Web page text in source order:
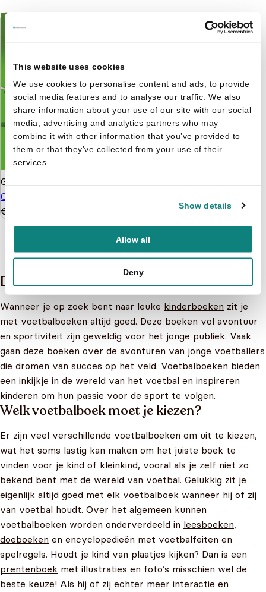
This website uses cookies
We use cookies to personalise content and ads, to provide
social media features and to analyse our traffic. We also
share information about your use of our site with our social
media, advertising and analytics partners who may
combine it with other information that you’ve provided to
them or that they’ve collected from your use of their
services.
Show details
Allow all
Deny
Gurcan Gursel
Champions 31
€
Een passie voor voetbal
Wanneer je op zoek bent naar leuke kinderboeken zit je
met voetbalboeken altijd goed. Deze boeken vol avontuur
en sportiviteit zijn geweldig voor het jonge publiek. Vaak
gaan deze boeken over de avonturen van jonge voetballers
die dromen van succes op het veld. Voetbalboeken bieden
een inkijkje in de wereld van het voetbal en inspireren
kinderen om hun passie voor de sport te volgen.
Welk voetbalboek moet je kiezen?
Er zijn veel verschillende voetbalboeken om uit te kiezen,
wat het soms lastig kan maken om het juiste boek te
vinden voor je kind of kleinkind, vooral als je zelf niet zo
bekend bent met de wereld van voetbal. Gelukkig zit je
eigenlijk altijd goed met elk voetbalboek wanneer hij of zij
van voetbal houdt. Over het algemeen kunnen
voetbalboeken worden onderverdeeld in leesboeken,
doeboeken en encyclopedieën met voetbalfeiten en
spelregels. Houdt je kind van plaatjes kijken? Dan is een
prentenboek met illustraties en foto’s misschien wel de
beste keuze! Als hij of zij echter meer interactie en